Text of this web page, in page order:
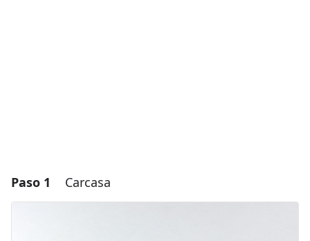
Paso 1 Carcasa